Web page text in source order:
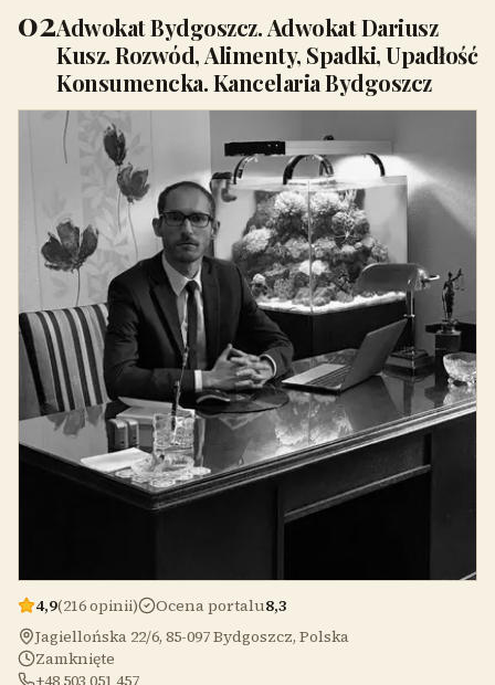
02Adwokat Bydgoszcz. Adwokat Dariusz
Kusz. Rozwód, Alimenty, Spadki, Upadłość
Konsumencka. Kancelaria Bydgoszcz
4,9(216 opinii) Ocena portalu8,3
Jagiellońska 22/6, 85-097 Bydgoszcz, Polska
Zamknięte